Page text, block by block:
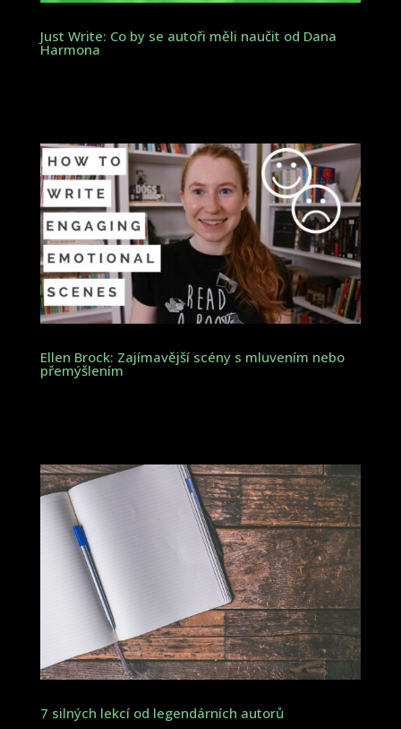
Just Write: Co by se autoři měli naučit od Dana
Harmona
Ellen Brock: Zajímavější scény s mluvením nebo
přemýšlením
7 silných lekcí od legendárních autorů